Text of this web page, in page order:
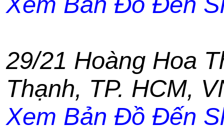
29/21 Hoàng Hoa
Thạnh, TP. HCM,
Xem Bản Đồ Đến